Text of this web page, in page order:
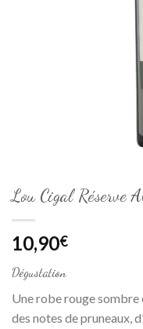
Lou Cigal Réserve
10,90€
Dégustation
Une robe rouge sombre
des notes de pruneaux,